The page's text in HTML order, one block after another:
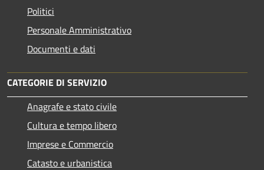
Politici
Personale Amministrativo
Documenti e dati
CATEGORIE DI SERVIZIO
Anagrafe e stato civile
Cultura e tempo libero
Imprese e Commercio
Catasto e urbanistica